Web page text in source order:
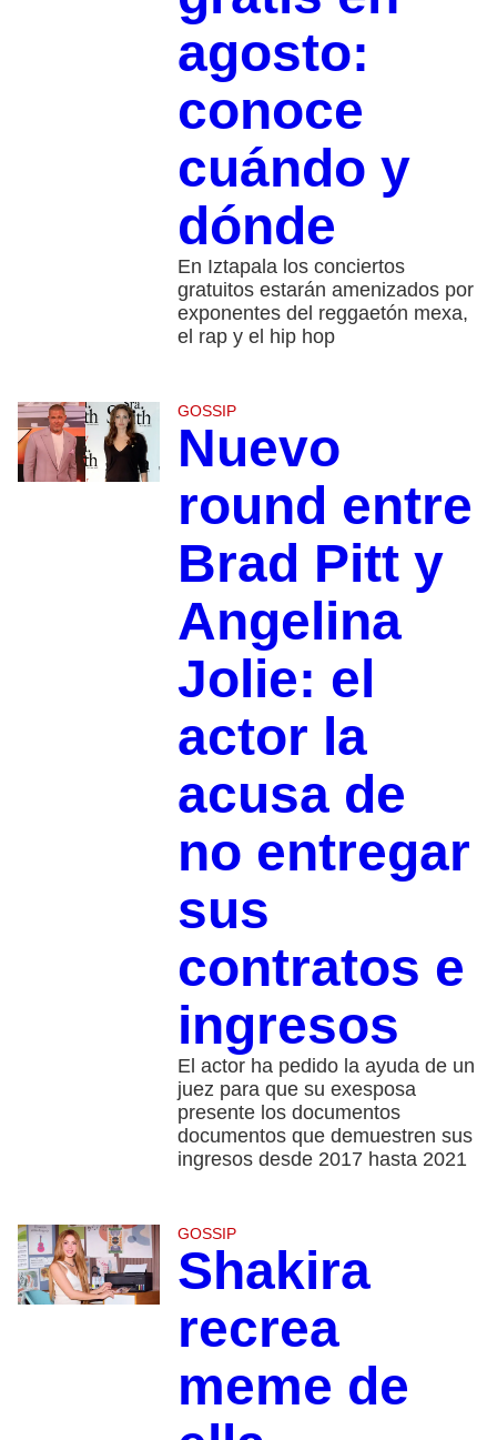
agosto:
conoce
cuándo y
dónde
En Iztapala los conciertos
gratuitos estarán amenizados por
exponentes del reggaetón mexa,
el rap y el hip hop
GOSSIP
Nuevo
round entre
Brad Pitt y
Angelina
Jolie: el
actor la
acusa de
no entregar
sus
contratos e
ingresos
El actor ha pedido la ayuda de un
juez para que su exesposa
presente los documentos
documentos que demuestren sus
ingresos desde 2017 hasta 2021
GOSSIP
Shakira
recrea
meme de